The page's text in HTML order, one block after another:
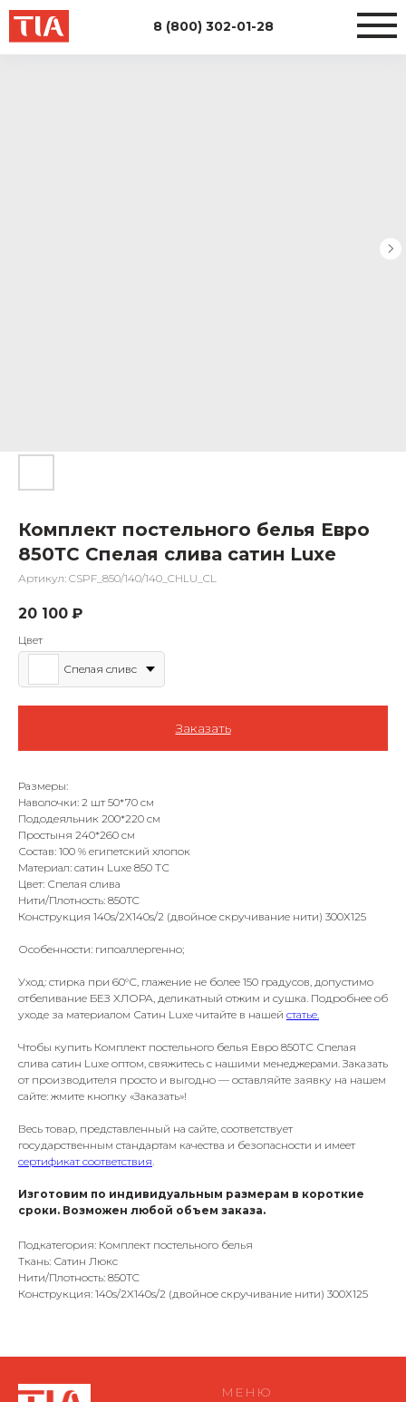
8 (800) 302-01-28
Комплект постельного белья Евро
850ТС Спелая слива сатин Luxe
Артикул: CSPF_850/140/140_CHLU_CL
20 100 ₽
Цвет
Спелая сливс
Заказать
Размеры:
Наволочки: 2 шт 50*70 см
Пододеяльник 200*220 см
Простыня 240*260 см
Состав: 100 % египетский хлопок
Материал: сатин Luxe 850 ТС
Цвет: Спелая слива
Нити/Плотность: 850TC
Конструкция 140s/2X140s/2 (двойное скручивание нити) 300Х125
Особенности: гипоаллергенно;
Уход: стирка при 60°С, глажение не более 150 градусов, допустимо
отбеливание БЕЗ ХЛОРА, деликатный отжим и сушка. Подробнее об
уходе за материалом Сатин Luxe читайте в нашей статье.
Чтобы купить Комплект постельного белья Евро 850ТС Спелая
слива сатин Luxe оптом, свяжитесь с нашими менеджерами. Заказать
от производителя просто и выгодно — оставляйте заявку на нашем
сайте: жмите кнопку «Заказать»!
Весь товар, представленный на сайте, соответствует
государственным стандартам качества и безопасности и имеет
сертификат соответствия.
Изготовим по индивидуальным размерам в короткие
сроки. Возможен любой объем заказа.
Подкатегория: Комплект постельного белья
Ткань: Сатин Люкс
Нити/Плотность: 850TC
Конструкция: 140s/2X140s/2 (двойное скручивание нити) 300Х125
МЕНЮ